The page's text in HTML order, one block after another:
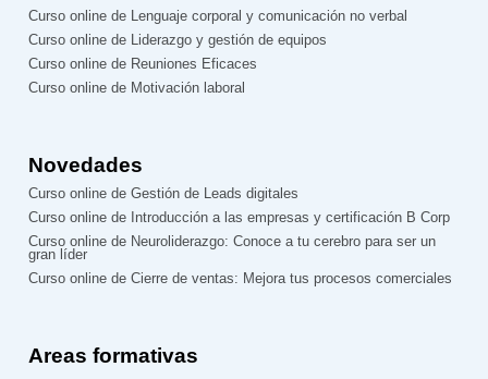
Curso online de Lenguaje corporal y comunicación no verbal
Curso online de Liderazgo y gestión de equipos
Curso online de Reuniones Eficaces
Curso online de Motivación laboral
Novedades
Curso online de Gestión de Leads digitales
Curso online de Introducción a las empresas y certificación B Corp
Curso online de Neuroliderazgo: Conoce a tu cerebro para ser un
gran líder
Curso online de Cierre de ventas: Mejora tus procesos comerciales
Areas formativas